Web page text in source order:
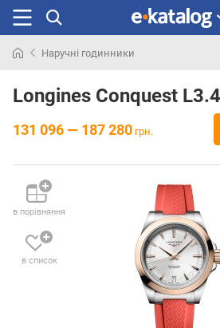
раніше
Наручні годинники
Longines Conquest
131 096 — 187 280 грн.
в порівняння
в список